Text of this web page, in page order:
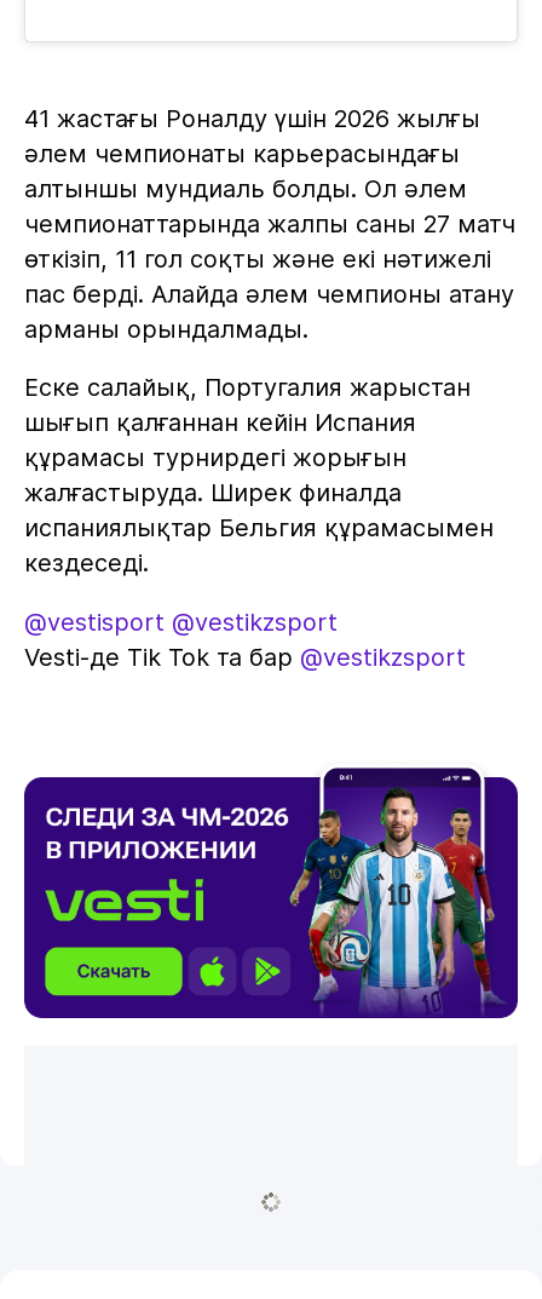
41 жастағы Роналду үшін 2026 жылғы
әлем чемпионаты карьерасындағы
алтыншы мундиаль болды. Ол әлем
чемпионаттарында жалпы саны 27 матч
өткізіп, 11 гол соқты және екі нәтижелі
пас берді. Алайда әлем чемпионы атану
арманы орындалмады.
Еске салайық, Португалия жарыстан
шығып қалғаннан кейін Испания
құрамасы турнирдегі жорығын
жалғастыруда. Ширек финалда
испаниялықтар Бельгия құрамасымен
кездеседі.
@vestisport @vestikzsport
Vesti-де Tik Tok та бар @vestikzsport